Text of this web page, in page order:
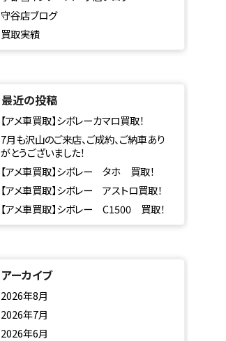
守谷店ブログ
買取実績
最近の投稿
【アメ車買取】シボレーカマロ買取！
7月も沢山のご来店、ご成約、ご納車あり
がとうございました！
【アメ車買取】シボレー タホ 買取！
【アメ車買取】シボレー アストロ買取！
【アメ車買取】シボレー C1500 買取！
アーカイブ
2026年8月
2026年7月
2026年6月